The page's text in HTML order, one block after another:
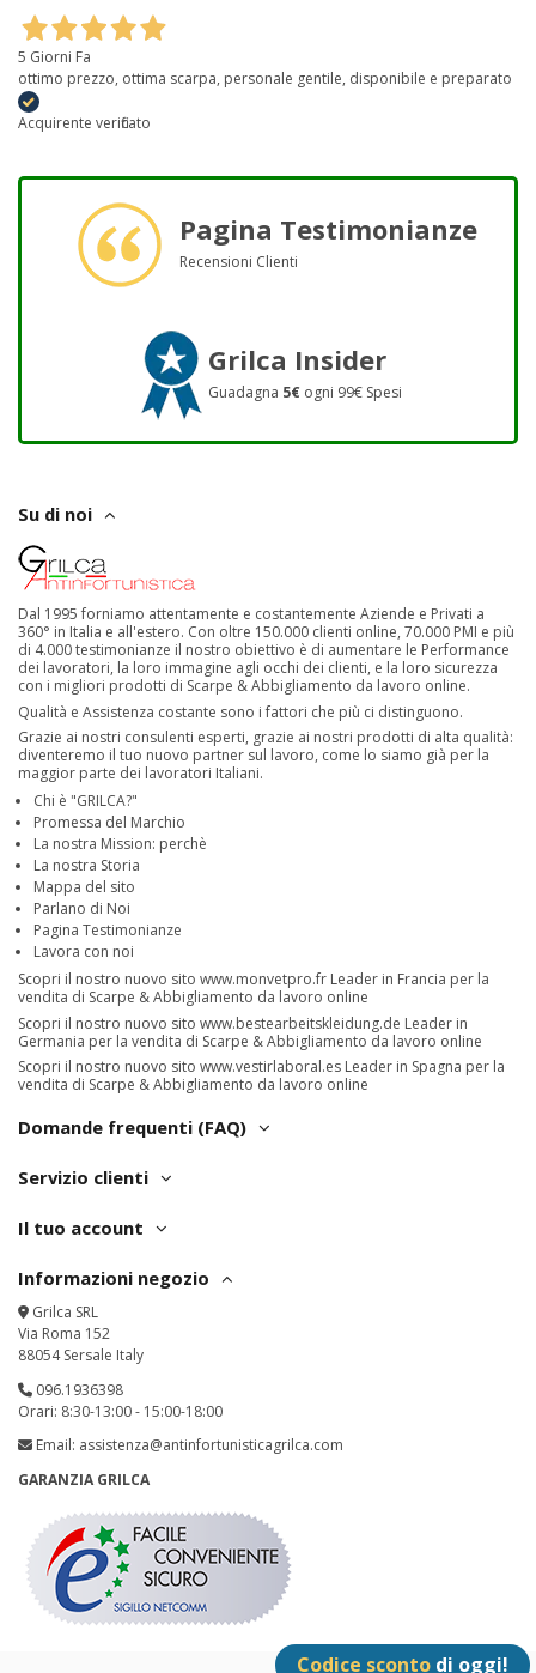
5 Giorni Fa
ottimo prezzo, ottima scarpa, personale gentile, disponibile e preparato
Acquirente verificato
Pagina Testimonianze
Recensioni Clienti
Grilca Insider
Guadagna 5€ ogni 99€ Spesi
Su di noi
Dal 1995 forniamo attentamente e costantemente Aziende e Privati a
360° in Italia e all'estero. Con oltre 150.000 clienti online, 70.000 PMI e più
di 4.000 testimonianze il nostro obiettivo è di aumentare le Performance
dei lavoratori, la loro immagine agli occhi dei clienti, e la loro sicurezza
con i migliori prodotti di Scarpe & Abbigliamento da lavoro online.
Qualità e Assistenza costante sono i fattori che più ci distinguono.
Grazie ai nostri consulenti esperti, grazie ai nostri prodotti di alta qualità:
diventeremo il tuo nuovo partner sul lavoro, come lo siamo già per la
maggior parte dei lavoratori Italiani.
Chi è "GRILCA?"
Promessa del Marchio
La nostra Mission: perchè
La nostra Storia
Mappa del sito
Parlano di Noi
Pagina Testimonianze
Lavora con noi
Scopri il nostro nuovo sito www.monvetpro.fr Leader in Francia per la
vendita di Scarpe & Abbigliamento da lavoro online
Scopri il nostro nuovo sito www.bestearbeitskleidung.de Leader in
Germania per la vendita di Scarpe & Abbigliamento da lavoro online
Scopri il nostro nuovo sito www.vestirlaboral.es Leader in Spagna per la
vendita di Scarpe & Abbigliamento da lavoro online
Domande frequenti (FAQ)
Servizio clienti
Il tuo account
Informazioni negozio
Grilca SRL
Via Roma 152
88054 Sersale Italy
096.1936398
Orari: 8:30-13:00 - 15:00-18:00
Email: assistenza@antinfortunisticagrilca.com
GARANZIA GRILCA
Codice sconto di oggi!